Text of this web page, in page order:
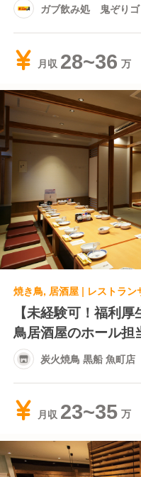
ガブ飲み処 鬼ぞりゴ
月収 28~36
【未経験可！福利
鳥居酒屋のホール担
炭火焼鳥 黒船 魚町店
月収 23~35